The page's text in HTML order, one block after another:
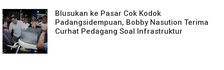
Blusukan ke Pasar Cok Kodok
Padangsidempuan, Bobby Nasution Terima
Curhat Pedagang Soal Infrastruktur